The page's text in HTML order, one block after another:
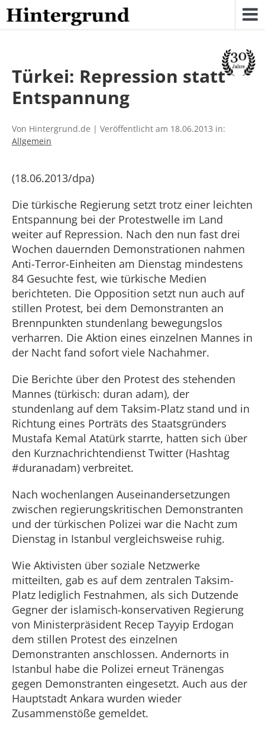
Skip
to
content
Türkei: Repression statt
Entspannung
Von Hintergrund.de | Veröffentlicht am 18.06.2013 in:
Allgemein
(18.06.2013/dpa)
Die türkische Regierung setzt trotz einer leichten
Entspannung bei der Protestwelle im Land
weiter auf Repression. Nach den nun fast drei
Wochen dauernden Demonstrationen nahmen
Anti-Terror-Einheiten am Dienstag mindestens
84 Gesuchte fest, wie türkische Medien
berichteten. Die Opposition setzt nun auch auf
stillen Protest, bei dem Demonstranten an
Brennpunkten stundenlang bewegungslos
verharren. Die Aktion eines einzelnen Mannes in
der Nacht fand sofort viele Nachahmer.
Die Berichte über den Protest des stehenden
Mannes (türkisch: duran adam), der
stundenlang auf dem Taksim-Platz stand und in
Richtung eines Porträts des Staatsgründers
Mustafa Kemal Atatürk starrte, hatten sich über
den Kurznachrichtendienst Twitter (Hashtag
#duranadam) verbreitet.
Nach wochenlangen Auseinandersetzungen
zwischen regierungskritischen Demonstranten
und der türkischen Polizei war die Nacht zum
Dienstag in Istanbul vergleichsweise ruhig.
Wie Aktivisten über soziale Netzwerke
mitteilten, gab es auf dem zentralen Taksim-
Platz lediglich Festnahmen, als sich Dutzende
Gegner der islamisch-konservativen Regierung
von Ministerpräsident Recep Tayyip Erdogan
dem stillen Protest des einzelnen
Demonstranten anschlossen. Andernorts in
Istanbul habe die Polizei erneut Tränengas
gegen Demonstranten eingesetzt. Auch aus der
Hauptstadt Ankara wurden wieder
Zusammenstöße gemeldet.